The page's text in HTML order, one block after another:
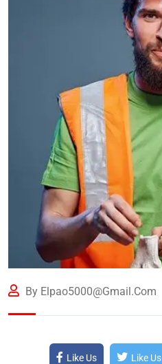
By Elpao5000@gmail.com
Like Us Like Us